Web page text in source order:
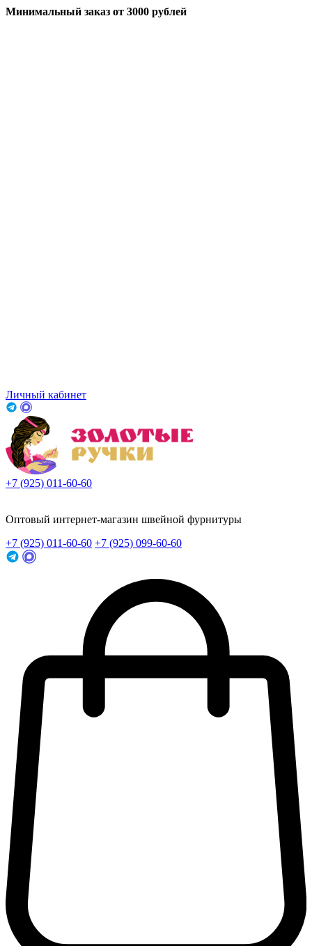
Минимальный заказ от 3000 рублей
Личный кабинет
+7 (925) 011-60-60
Оптовый интернет-магазин швейной фурнитуры
+7 (925) 011-60-60 +7 (925) 099-60-60